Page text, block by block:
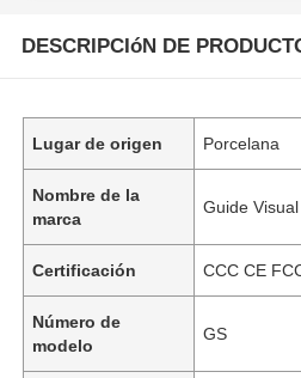
DESCRIPCIóN DE
Lugar de origen Porcelana
Nombre de la
marca
Guide Visual
Certificación CCC CE
Número de
modelo
GS